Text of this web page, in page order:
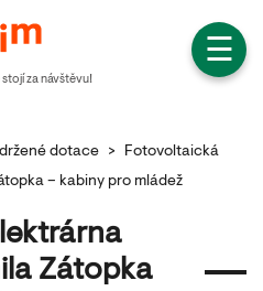
☰
za návštěvu!
dotace >
Fotovoltaická
– kabiny pro mládež
Zátopka